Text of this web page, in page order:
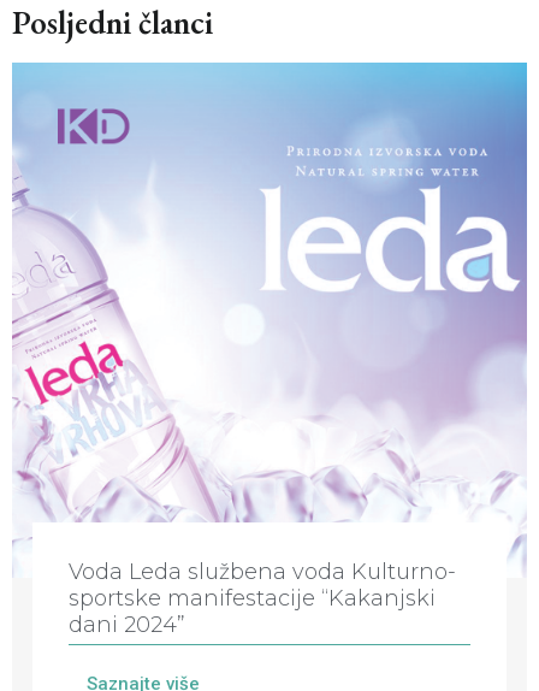
Posljedni članci
Voda Leda službena voda Kulturno-
sportske manifestacije “Kakanjski
dani 2024”
Saznajte više